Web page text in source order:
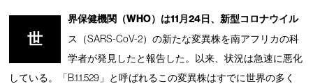
世
界保健機関（WHO）は11月24日、新型コロナウイル
ス（SARS-CoV-2）の新たな変異株を南アフリカの科
学者が発見したと報告した。以来、状況は急速に悪化
している。「B.1.1.529」と呼ばれるこの変異株はすでに世界の多く